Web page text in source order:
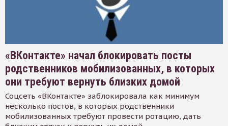
«ВКонтакте» начал блокировать посты
родственников мобилизованных, в которых
они требуют вернуть близких домой
Соцсеть «ВКонтакте» заблокировала как минимум
несколько постов, в которых родственники
мобилизованных требуют провести ротацию, дать